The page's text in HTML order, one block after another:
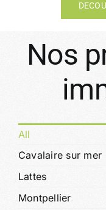
Nos
All
Cavalaire sur mer
Lattes
Montpellier